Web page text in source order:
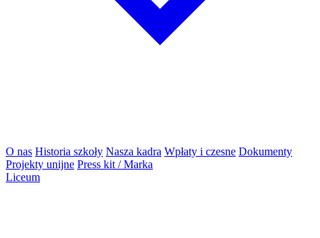
O nas Historia szkoły Nasza kadra Wpłaty i czesne Dokumenty
Projekty unijne Press kit / Marka
Liceum